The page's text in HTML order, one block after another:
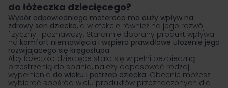
do łóżeczka dziecięcego?
Wybór odpowiedniego materaca ma duży wpływ na
zdrowy sen dziecka, a w efekcie również na jego rozwój
fizyczny i poznawczy. Starannie dobrany produkt wpływa
na komfort niemowlęcia i wspiera prawidłowe ułożenie jego
rozwijającego się kręgosłupa.
Aby łóżeczko dziecięce stało się w pełni bezpieczną
przestrzenią do spania, należy dopasować rodzaj
wypełnienia do wieku i potrzeb dziecka. Obecnie możesz
wybierać spośród wielu produktów przeznaczonych dla